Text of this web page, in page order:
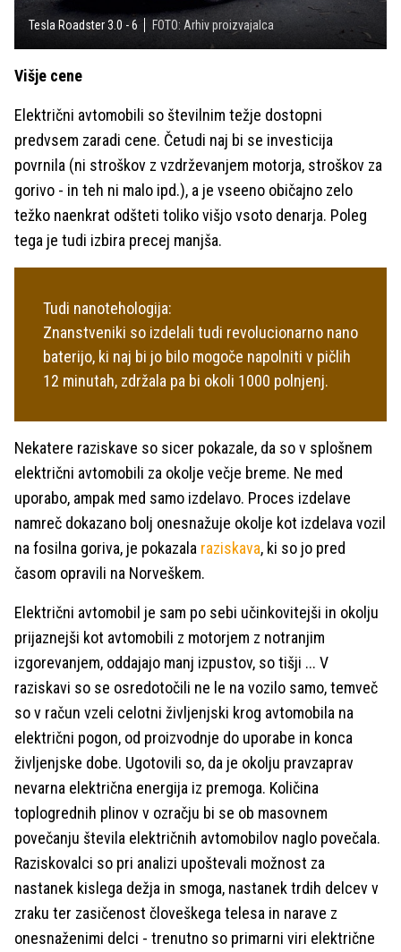
Tesla Roadster 3.0 - 6 FOTO: Arhiv proizvajalca
Višje cene
Električni avtomobili so številnim težje dostopni
predvsem zaradi cene. Četudi naj bi se investicija
povrnila (ni stroškov z vzdrževanjem motorja, stroškov za
gorivo - in teh ni malo ipd.), a je vseeno običajno zelo
težko naenkrat odšteti toliko višjo vsoto denarja. Poleg
tega je tudi izbira precej manjša.
Tudi nanotehologija:
Znanstveniki so izdelali tudi revolucionarno nano
baterijo, ki naj bi jo bilo mogoče napolniti v pičlih
12 minutah, zdržala pa bi okoli 1000 polnjenj.
Nekatere raziskave so sicer pokazale, da so v splošnem
električni avtomobili za okolje večje breme. Ne med
uporabo, ampak med samo izdelavo. Proces izdelave
namreč dokazano bolj onesnažuje okolje kot izdelava vozil
na fosilna goriva, je pokazala raziskava, ki so jo pred
časom opravili na Norveškem.
Električni avtomobil je sam po sebi učinkovitejši in okolju
prijaznejši kot avtomobili z motorjem z notranjim
izgorevanjem, oddajajo manj izpustov, so tišji ... V
raziskavi so se osredotočili ne le na vozilo samo, temveč
so v račun vzeli celotni življenjski krog avtomobila na
električni pogon, od proizvodnje do uporabe in konca
življenjske dobe. Ugotovili so, da je okolju pravzaprav
nevarna električna energija iz premoga. Količina
toplogrednih plinov v ozračju bi se ob masovnem
povečanju števila električnih avtomobilov naglo povečala.
Raziskovalci so pri analizi upoštevali možnost za
nastanek kislega dežja in smoga, nastanek trdih delcev v
zraku ter zasičenost človeškega telesa in narave z
onesnaženimi delci - trenutno so primarni viri električne